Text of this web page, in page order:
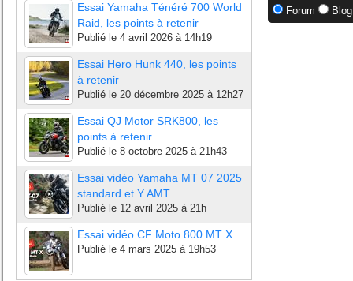
Essai Yamaha Ténéré 700 World
Raid, les points à retenir
Publié le 4 avril 2026 à 14h19
Essai Hero Hunk 440, les points
à retenir
Publié le 20 décembre 2025 à 12h27
Essai QJ Motor SRK800, les
points à retenir
Publié le 8 octobre 2025 à 21h43
Essai vidéo Yamaha MT 07 2025
standard et Y AMT
Publié le 12 avril 2025 à 21h
Essai vidéo CF Moto 800 MT X
Publié le 4 mars 2025 à 19h53
Forum